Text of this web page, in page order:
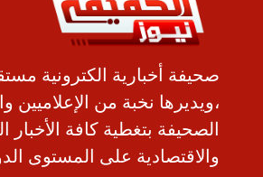
صحيفة أخبارية الكترونية
،ويديرها نخبة من الإعلاميين
الصحيفة بتغطية كافة الأخبار
والاقتصادية على المستوى